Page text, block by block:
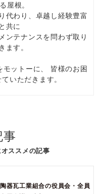
屋根。
代わり、卓越し経験豊富
共に
ンテナンスを問わず取り
ます。
ットーに、 皆様のお困
いただきます。
事
ススメの記事
器瓦工業組合の役員会・全員